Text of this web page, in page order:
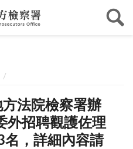
法院檢察署辦
外招聘觀護佐理
名，詳細內容請